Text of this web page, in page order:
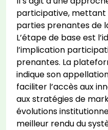
participative, mettant
parties prenantes de
L’étape de base est
l’implication
prenantes. La
indique son
faciliter l’accès aux
aux stratégies de
évolutions
meilleur rendu du